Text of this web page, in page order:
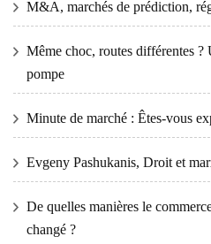
M&A, marchés de prédiction,
Même choc, routes différentes
pompe
Minute de marché : Êtes-vous
Evgeny Pashukanis, Droit et
De quelles manières le
changé ?